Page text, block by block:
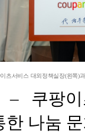
츠서비스 대외정책실장(왼쪽)
쿠팡이
나눔